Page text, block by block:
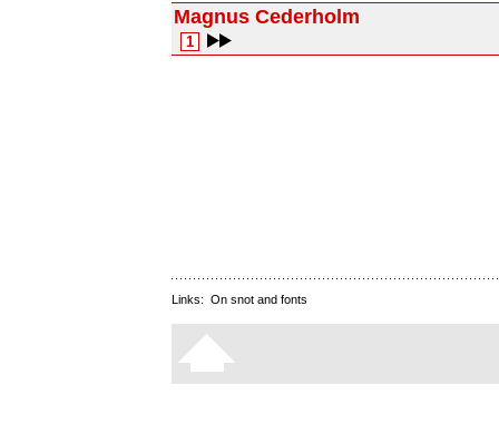
Magnus Cederholm
1
Links: On snot and fonts